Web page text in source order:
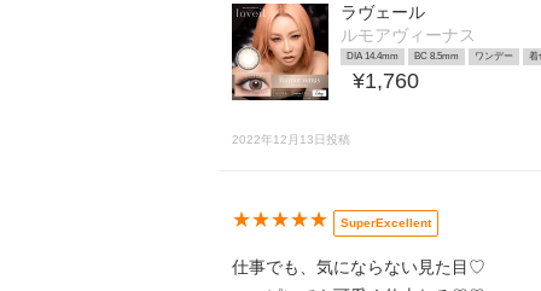
ラヴェール
ルモアヴィーナス
DIA 14.4mm BC 8.5mm ワンデー 着
¥1,760
2022年12月13日投稿
★★★★★ SuperExcellent
仕事でも、気にならない見た目♡